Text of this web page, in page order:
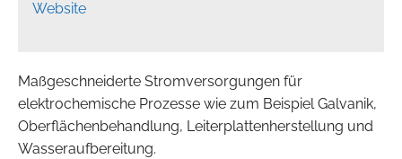
Website
Maßgeschneiderte Stromversorgungen für
elektrochemische Prozesse wie zum Beispiel Galvanik,
Oberflächenbehandlung, Leiterplattenherstellung und
Wasseraufbereitung.